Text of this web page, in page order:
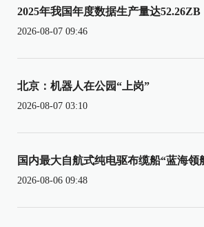
2025年我国年度数据生产量达52.26ZB
2026-08-07 09:46
北京：机器人在公园“上岗”
2026-08-07 03:10
国内最大自航式纯电驱布缆船“蓝海领
2026-08-06 09:48